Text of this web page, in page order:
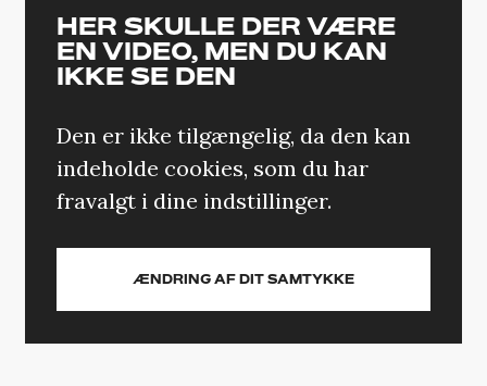
HER SKULLE DER VÆRE
EN VIDEO, MEN DU KAN
IKKE SE DEN
Den er ikke tilgængelig, da den kan
indeholde cookies, som du har
fravalgt i dine indstillinger.
ÆNDRING AF DIT SAMTYKKE